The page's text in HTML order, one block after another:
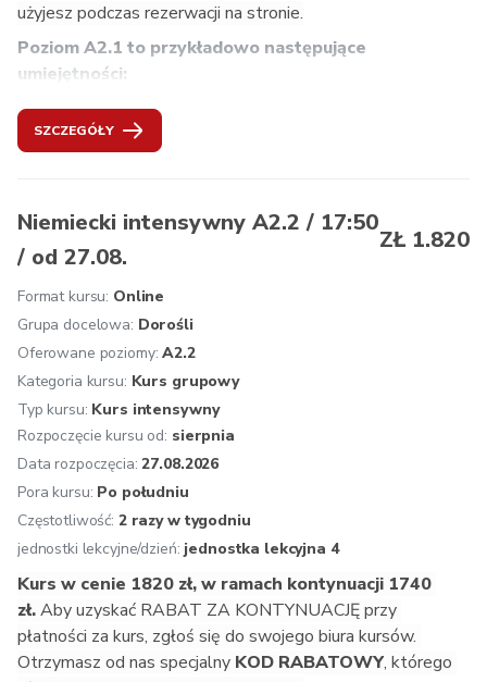
użyjesz podczas rezerwacji na stronie.
Poziom A2.1 to przykładowo następujące
umiejętności:
wyrażanie różnych uczuć,
informowanie o swoich upodobaniach,
opisywanie drogi, kierunku i odległości,
opowiadanie o swoim wykształceniu i zawodzie,
podtrzymywanie rozmowy w języku niemieckim,
czytanie krótkich opowiadań.
Zalecana kontynuacja:
też przystąpić do egzaminu ÖSD A2.
Oferujemy: osobistą konsultację przed rozpoczęciem
kursu, zakwalifikowanie na odpowiedni poziom, jednolity
program nauczania zgodny z wytycznymi Europejskiego
Systemu Opisu Kształcenia Językowego, naukę
prowadzoną przez doświadczonych i kompetentnych
lektorów, atmosferę inspirującą do nauki, multimedialne
podręczniki i aplikacje, aktualne materiały dydaktyczne z
bezpłatne konsultacje dotyczące uczenia się dla naszych
kursantów, znormalizowane testy końcowe, na życzenie
przygotowanie do egzaminu ÖSD.
SZCZEGÓŁY
Niemiecki intensywny A2.2 / 17:50
/ od 27.08.
ZŁ 1.820
Format kursu: Online
Grupa docelowa: Dorośli
Oferowane poziomy:A2.2
Kategoria kursu: Kurs grupowy
Typ kursu: Kurs intensywny
Rozpoczęcie kursu od: sierpnia
Data rozpoczęcia:27.08.2026
Pora kursu: Po południu
Częstotliwość: 2 razy w tygodniu
jednostki lekcyjne/dzień: jednostka lekcyjna 4
Kurs w cenie 1820 zł, w ramach kontynuacji 1740
zł. Aby uzyskać RABAT ZA KONTYNUACJĘ przy
płatności za kurs, zgłoś się do swojego biura kursów.
Otrzymasz od nas specjalny KOD RABATOWY, którego